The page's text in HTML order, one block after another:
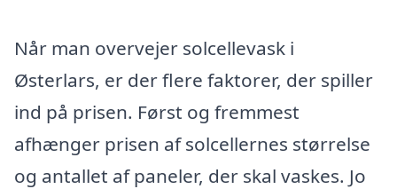
Når man overvejer solcellevask i
Østerlars, er der flere faktorer, der spiller
ind på prisen. Først og fremmest
afhænger prisen af solcellernes størrelse
og antallet af paneler, der skal vaskes. Jo